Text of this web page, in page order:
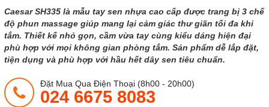
Caesar SH335 là mẫu tay sen nhựa cao cấp được trang bị 3 chế
độ phun massage giúp mang lại cảm giác thư giãn tối đa khi
tắm. Thiết kế nhỏ gọn, cầm vừa tay cùng kiểu dáng hiện đại
phù hợp với mọi không gian phòng tắm. Sản phẩm dễ lắp đặt,
tiện dụng và phù hợp với hầu hết dây sen tiêu chuẩn.
Đặt Mua Qua Điện Thoại (8h00 - 20h00)
024 6675 8083